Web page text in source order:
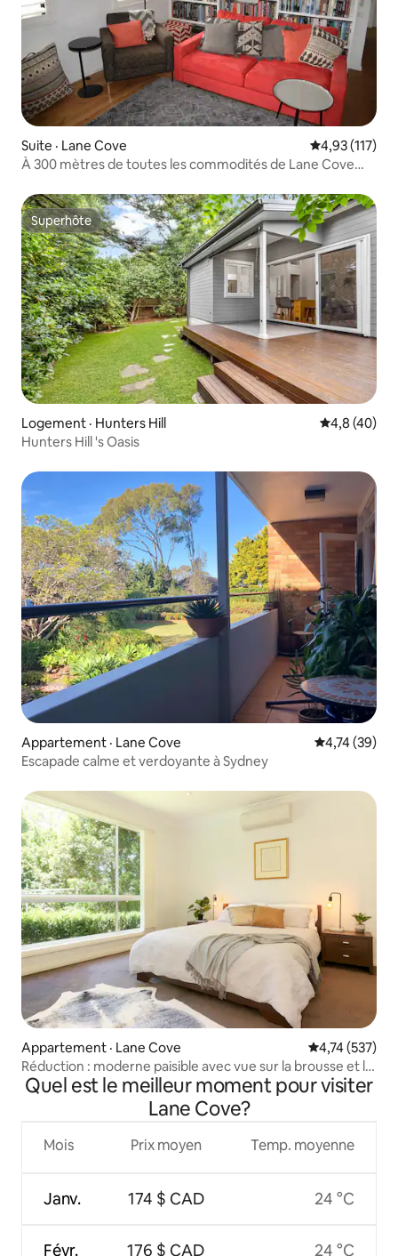
Suite · Lane Cove Note
4,93 (117)
À 300 mètres de toutes les commodités de Lane Cove
Superhôte
Superhôte
Logement · Hunters Hill Note
4,8 (40)
Hunters Hill 's Oasis
Appartement · Lane Cove Note
4,74 (39)
Escapade calme et verdoyante à Sydney
Appartement · Lane Cove Note
4,74 (537)
Réduction : moderne paisible avec vue sur la brousse et la
piscine
Quel est le meilleur moment pour visiter
Lane Cove?
Mois
Janv.
Févr.
Prix moyen
174 $ CAD
176 $ CAD
Temp. moyenne
24 °C
24 °C